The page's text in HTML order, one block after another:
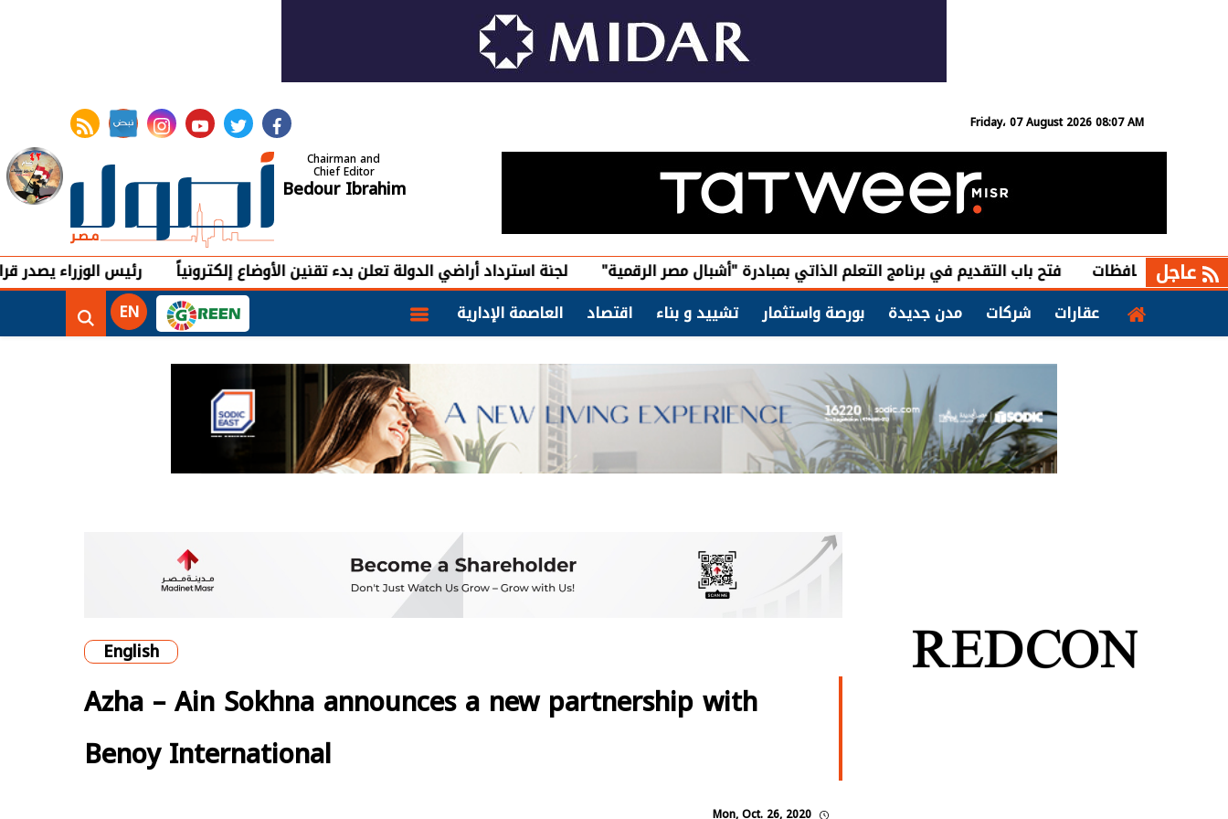
Friday، 07 August 2026 08:07 AM facebook
twitter
youtube
instagram
rss feed
Chairman and
Chief Editor
Bedour Ibrahim
عاجل رئيس الوزراء يصدر قرارًا بتعيين لجنة استرداد أراضي الدولة تعلن بدء تقنين الأوضاع إلكترونياً
فتح باب التقديم في برنامج التعلم الذاتي بمبادرة "أشبال مصر الرقمية"
عقارات
شركات مدن جديدة بورصة واستثمار تشييد و بناء اقتصاد العاصمة الإدارية EN
English
Azha – Ain Sokhna announces a new partnership with
Benoy International